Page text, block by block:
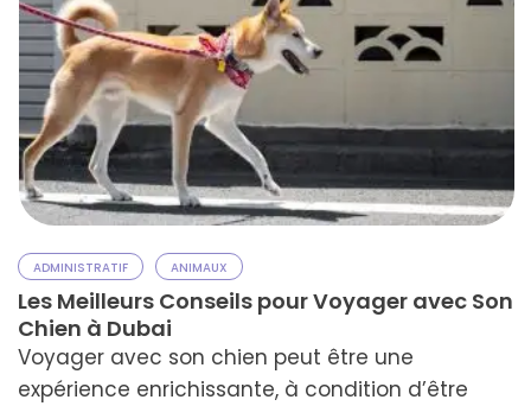
ADMINISTRATIF ANIMAUX
Les Meilleurs Conseils pour Voyager avec Son
Chien à Dubai
Voyager avec son chien peut être une
expérience enrichissante, à condition d’être